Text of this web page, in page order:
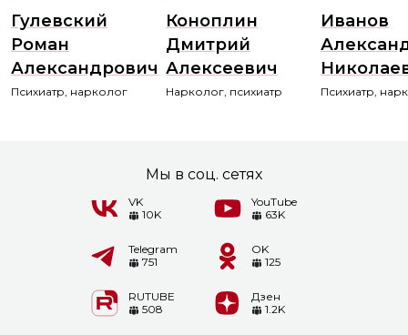
Гулевский
Роман
Александрович
Психиатр, нарколог
Коноплин
Дмитрий
Алексеевич
Нарколог, психиатр
Иванов
Психиатр,
Мы в соц. сетях
VK
10K
YouTube
63K
Telegram
751
OK
125
RUTUBE
508
Дзен
1.2K